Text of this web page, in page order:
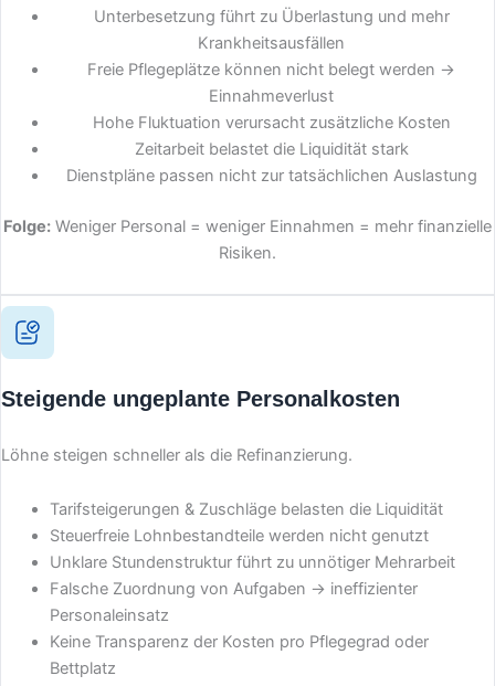
Unterbesetzung führt zu Überlastung und mehr
Krankheitsausfällen
Freie Pflegeplätze können nicht belegt werden →
Einnahmeverlust
Hohe Fluktuation verursacht zusätzliche Kosten
Zeitarbeit belastet die Liquidität stark
Dienstpläne passen nicht zur tatsächlichen Auslastung
Folge: Weniger Personal = weniger Einnahmen = mehr finanzielle
Risiken.
Steigende ungeplante Personalkosten
Löhne steigen schneller als die Refinanzierung.
Tarifsteigerungen & Zuschläge belasten die Liquidität
Steuerfreie Lohnbestandteile werden nicht genutzt
Unklare Stundenstruktur führt zu unnötiger Mehrarbeit
Falsche Zuordnung von Aufgaben → ineffizienter
Personaleinsatz
Keine Transparenz der Kosten pro Pflegegrad oder
Bettplatz